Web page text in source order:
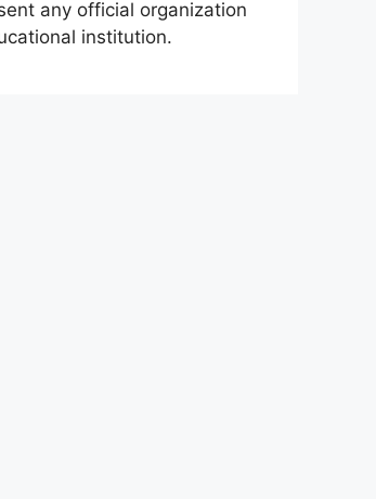
any official organization
institution.